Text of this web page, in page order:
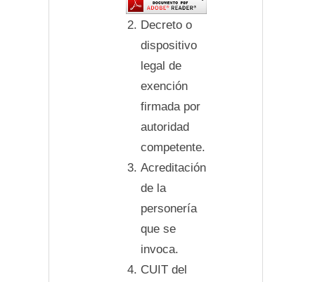
Decreto o
dispositivo
legal de
exención
firmada por
autoridad
competente.
Acreditación
de la
personería
que se
invoca.
CUIT del